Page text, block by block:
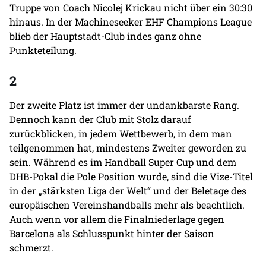
Truppe von Coach Nicolej Krickau nicht über ein 30:30
hinaus. In der Machineseeker EHF Champions League
blieb der Hauptstadt-Club indes ganz ohne
Punkteteilung.
2
Der zweite Platz ist immer der undankbarste Rang.
Dennoch kann der Club mit Stolz darauf
zurückblicken, in jedem Wettbewerb, in dem man
teilgenommen hat, mindestens Zweiter geworden zu
sein. Während es im Handball Super Cup und dem
DHB-Pokal die Pole Position wurde, sind die Vize-Titel
in der „stärksten Liga der Welt“ und der Beletage des
europäischen Vereinshandballs mehr als beachtlich.
Auch wenn vor allem die Finalniederlage gegen
Barcelona als Schlusspunkt hinter der Saison
schmerzt.